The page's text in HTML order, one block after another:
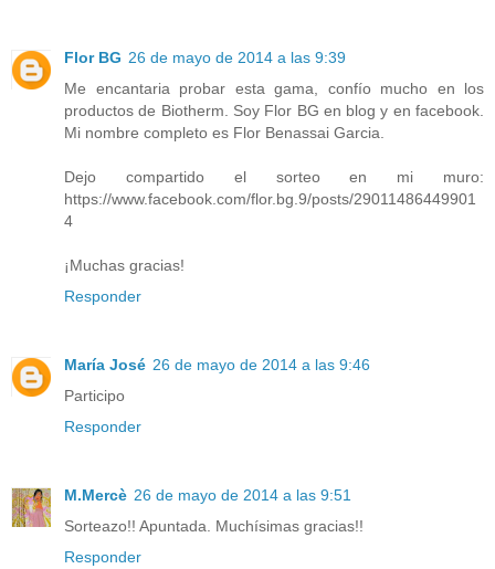
Flor BG 26 de mayo de 2014 a las 9:39
Me encantaria probar esta gama, confío mucho en los
productos de Biotherm. Soy Flor BG en blog y en facebook.
Mi nombre completo es Flor Benassai Garcia.
Dejo compartido el sorteo en mi muro:
https://www.facebook.com/flor.bg.9/posts/29011486449901
4
¡Muchas gracias!
Responder
María José 26 de mayo de 2014 a las 9:46
Participo
Responder
M.Mercè 26 de mayo de 2014 a las 9:51
Sorteazo!! Apuntada. Muchísimas gracias!!
Responder